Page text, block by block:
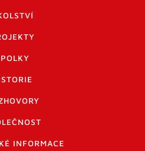
INFORMACE